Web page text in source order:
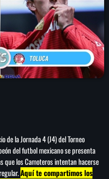
keyboard_arrow_down
de la Jornada 4 (J4) del Torneo
del futbol mexicano se presenta
que los Camoteros intentan hacerse
Aquí te compartimos los